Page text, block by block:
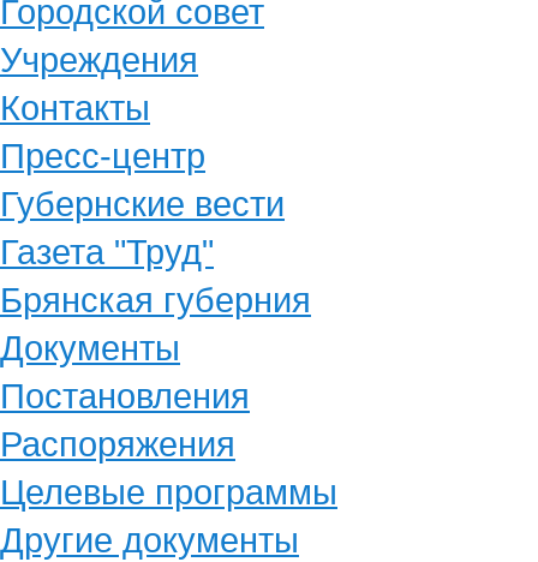
Городской совет
Учреждения
Контакты
Пресс-центр
Губернские вести
Газета "Труд"
Брянская губерния
Документы
Постановления
Распоряжения
Целевые программы
Другие документы